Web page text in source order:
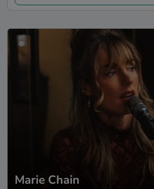
Marie Chain